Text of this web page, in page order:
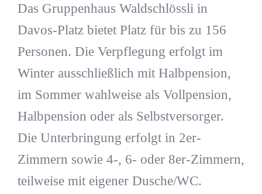
Das Gruppenhaus Waldschlössli in
Davos-Platz bietet Platz für bis zu 156
Personen. Die Verpflegung erfolgt im
Winter ausschließlich mit Halbpension,
im Sommer wahlweise als Vollpension,
Halbpension oder als Selbstversorger.
Die Unterbringung erfolgt in 2er-
Zimmern sowie 4-, 6- oder 8er-Zimmern,
teilweise mit eigener Dusche/WC.